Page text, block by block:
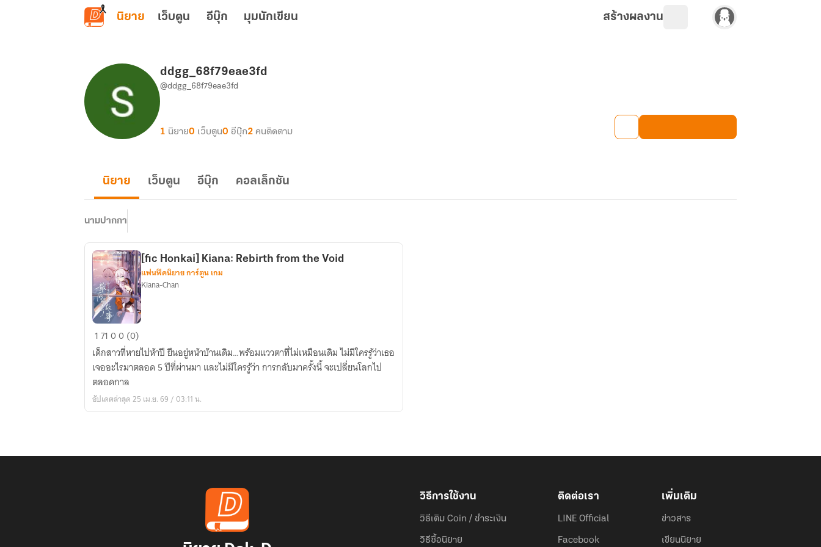
ข้ามไปยังเนื้อหาหลัก
นิยาย เว็บตูน อีบุ๊ก มุมนักเขียน สร้างผลงาน
ddgg_68f79eae3fd
@ddgg_68f79eae3fd
1 นิยาย0 เว็บตูน0 อีบุ๊ก2 คนติดตาม
นิยาย เว็บตูน อีบุ๊ก คอลเล็กชัน
นามปากกา
[fic
Honkai]
Kiana:
Rebirth
from
the
[fic Honkai] Kiana: Rebirth from the Void
แฟนฟิคนิยาย การ์ตูน เกม
Kiana-Chan
17100 (0)
เด็กสาวที่หายไปห้าปี ยืนอยู่หน้าบ้านเดิม…พร้อมแววตาที่ไม่เหมือนเดิม ไม่มีใครรู้ว่าเธอ
เจออะไรมาตลอด 5 ปีที่ผ่านมา และไม่มีใครรู้ว่า การกลับมาครั้งนี้ จะเปลี่ยนโลกไป
ตลอดกาล
อัปเดตล่าสุด 25 เม.ย. 69 / 03:11 น.
วิธีการใช้งาน
วิธีเติม Coin / ชำระเงิน
วิธีซื้อนิยาย
ติดต่อเรา
LINE Official
Facebook
เพิ่มเติม
ข่าวสาร
เขียนนิยาย